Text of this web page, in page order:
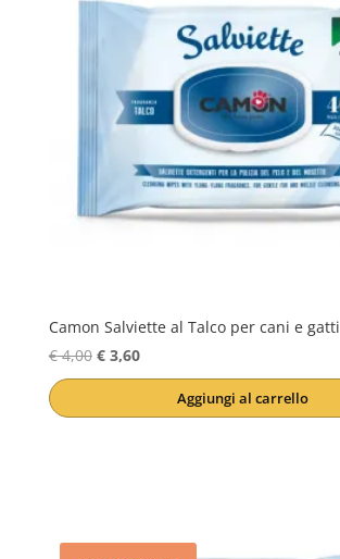
Camon Salviette al Talco per cani e gatti
€4,00 Il
prezzo
€3,60Il
prezzo
attualeAggiungi al carrello